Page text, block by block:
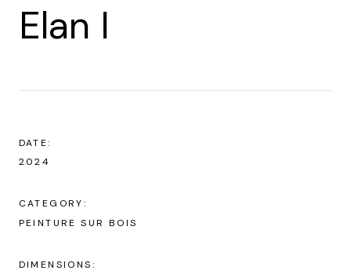
Elan I
DATE:
2024
CATEGORY:
PEINTURE SUR BOIS
DIMENSIONS: